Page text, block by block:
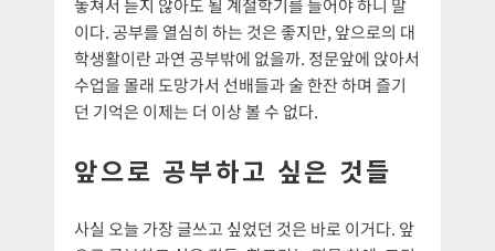
놓쳐서 듣지 않아도 될 계절학기를 들어야 하니 말
이다. 공부를 열심히 하는 것은 좋지만, 앞으로의 대
학생활이란 과연 공부밖에 없을까. 정문앞에 앉아서
수업을 몰래 도망가서 선배들과 술 한잔 하며 즐기
던 기억은 이제는 더 이상 볼 수 없다.
앞으로 공부하고 싶은 것들
사실 오늘 가장 글쓰고 싶었던 것은 바로 이거다. 앞